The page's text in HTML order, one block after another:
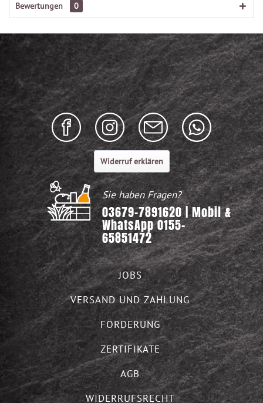
Bewertungen 0
Widerruf erklären
Sie haben Fragen?
03679-7891620 | Mobil &
WhatsApp 0155-
65851472
JOBS
VERSAND UND ZAHLUNG
FÖRDERUNG
ZERTIFIKATE
AGB
WIDERRUFSRECHT